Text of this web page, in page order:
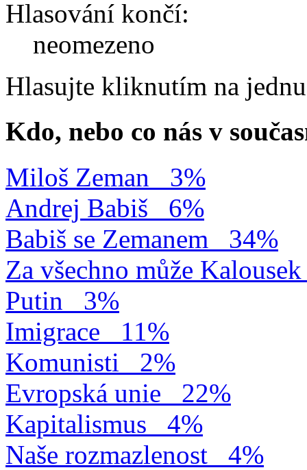
Hlasování končí:
neomezeno
Hlasujte kliknutím na
Kdo, nebo co nás v
Miloš Zeman
3%
Andrej Babiš
6%
Babiš se Zemanem
34%
Za všechno může Kalousek
Putin
3%
Imigrace
11%
Komunisti
2%
Evropská unie
22%
Kapitalismus
4%
Naše rozmazlenost
4%